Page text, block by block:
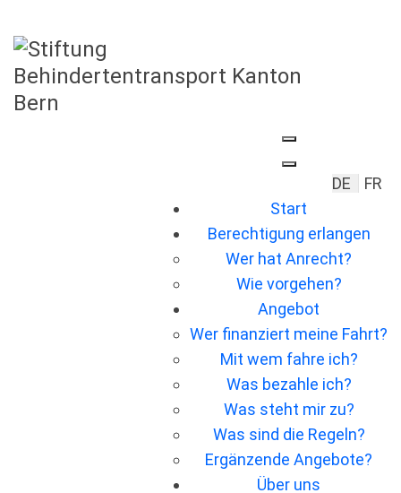
Sprache
DE
FR
Start
Berechtigung erlangen
Wer hat Anrecht?
Wie vorgehen?
Angebot
Wer ﬁnanziert meine Fahrt?
Mit wem fahre ich?
Was bezahle ich?
Was steht mir zu?
Was sind die Regeln?
Ergänzende Angebote?
Über uns